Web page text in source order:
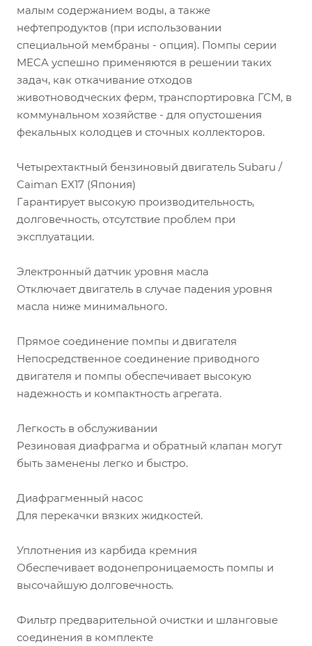
малым содержанием воды, а также
нефтепродуктов (при использовании
специальной мембраны - опция). Помпы серии
MECA успешно применяются в решении таких
задач, как откачивание отходов
животноводческих ферм, транспортировка ГСМ, в
коммунальном хозяйстве - для опустошения
фекальных колодцев и сточных коллекторов.
Четырехтактный бензиновый двигатель Subaru /
Caiman EX17 (Япония)
Гарантирует высокую производительность,
долговечность, отсутствие проблем при
эксплуатации.
Электронный датчик уровня масла
Отключает двигатель в случае падения уровня
масла ниже минимального.
Прямое соединение помпы и двигателя
Непосредственное соединение приводного
двигателя и помпы обеспечивает высокую
надежность и компактность агрегата.
Легкость в обслуживании
Резиновая диафрагма и обратный клапан могут
быть заменены легко и быстро.
Диафрагменный насос
Для перекачки вязких жидкостей.
Уплотнения из карбида кремния
Обеспечивает водонепроницаемость помпы и
высочайшую долговечность.
Фильтр предварительной очистки и шланговые
соединения в комплекте